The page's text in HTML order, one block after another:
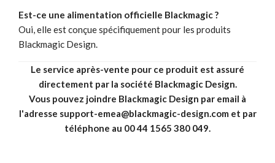
Est-ce une alimentation officielle Blackmagic ?
Oui, elle est conçue spécifiquement pour les produits
Blackmagic Design.
Le service après-vente pour ce produit est assuré
directement par la société Blackmagic Design.
Vous pouvez joindre Blackmagic Design par email à
l'adresse support-emea@blackmagic-design.com et par
téléphone au 00 44 1565 380 049.